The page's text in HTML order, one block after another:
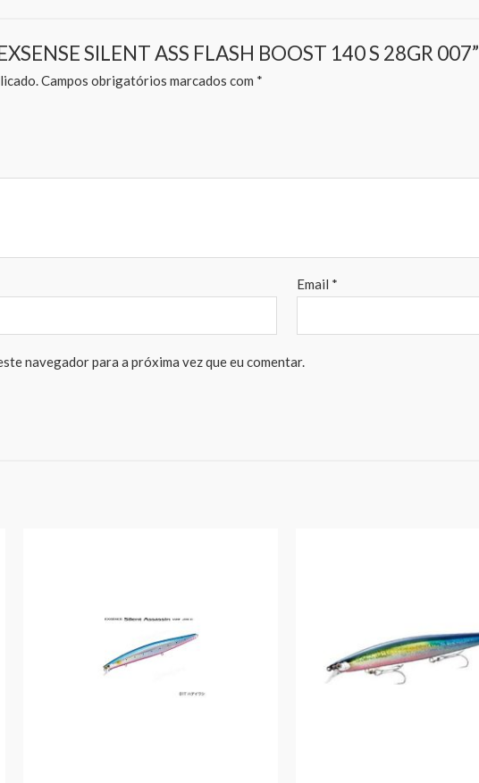
SILENT ASS FLASH BOOST 140 S 28GR 007”
Campos obrigatórios marcados com *
Email *
navegador para a próxima vez que eu comentar.